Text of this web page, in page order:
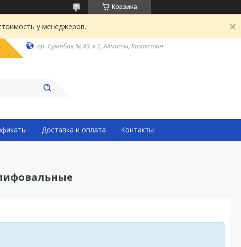
Корзина
у менеджеров.
пр. Суюнбая № 43, к 1, Алматы, Казахстан
Доставка и оплата Контакты